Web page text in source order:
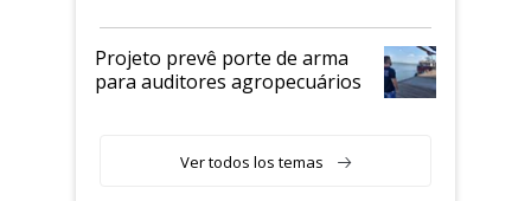
Projeto prevê porte de arma
para auditores agropecuários
Ver todos los temas